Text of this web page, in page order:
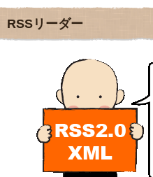
2011年10月(31)
2011年9月(24)
2011年8月(21)
2011年6月(13)
2011年5月
2011年4月
(17)
2011年3月(15)
2011年2月(22)
2011年1月(22)
2010年12月(21)
2010年11月
(14)
地域のライターさんです
小豆島 圓満寺
新聞屋の道具箱
新聞社で使われる用語の解説など
makotoさんの御符内巡礼記
東京の巡礼記です
POLYHEDON
いろいろなことが書いてあるよ
bunchan
あちこち行って！
RSSリーダー